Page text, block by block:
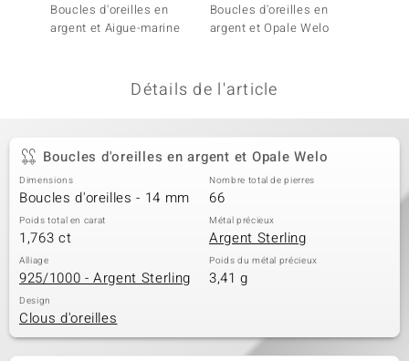
Boucles d'oreilles en
argent et Aigue-marine
Boucles d'oreilles en
argent et Opale Welo
Détails de l'article
Boucles d'oreilles en argent et Opale Welo
Dimensions
Boucles d'oreilles - 14 mm
Nombre total de pierres
66
Poids total en carat
1,763 ct
Métal précieux
Argent Sterling
Alliage
925/1000 - Argent Sterling
Poids du métal précieux
3,41 g
Design
Clous d'oreilles